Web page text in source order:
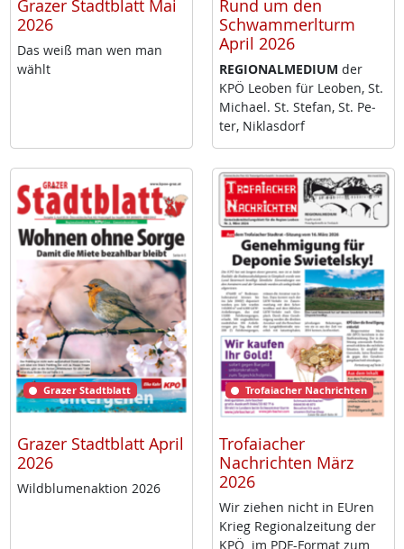
Grazer Stadtblatt Mai
2026
Das weiß man wen man
wählt
Rund um den
Schwammerlturm
April 2026
RE­GIO­NAL­ME­DI­UM der
KPÖ Leo­ben für Leo­ben, St.
Mi­cha­el. St. Ste­fan, St. Pe­
ter, Niklas­dorf
Grazer Stadtblatt
Grazer Stadtblatt April
2026
Wild­blu­men­ak­ti­on 2026
Trofaiacher Nachrichten
Trofaiacher
Nachrichten März
2026
Wir zie­hen nicht in EU­ren
Krieg Re­gio­nal­zei­tung der
KPÖ im PDF-For­mat zum